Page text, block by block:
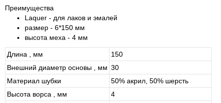
Преимущества
Laquer - для лаков и эмалей
размер - 6*150 мм
высота меха - 4 мм
Длина , мм
150
Внешний диаметр основы , мм 30
Материал шубки
50% акрил, 50% шерсть
Высота ворса , мм
4